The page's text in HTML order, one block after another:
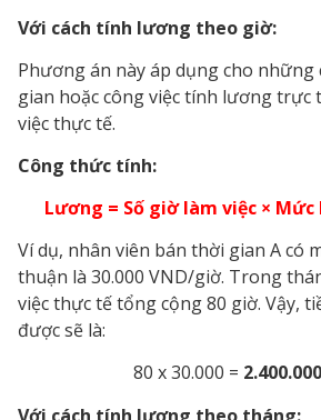
Với cách tính lương theo giờ:
Phương án này áp dụng cho những
gian hoặc công việc tính lương trực
việc thực tế.
Công thức tính:
Lương = Số giờ làm việc ×
Ví dụ, nhân viên bán thời gian A có
thuận là 30.000 VND/giờ. Trong
việc thực tế tổng cộng 80 giờ. Vậy,
được sẽ là:
80 x 30.000 =
Với cách tính lương theo tháng: